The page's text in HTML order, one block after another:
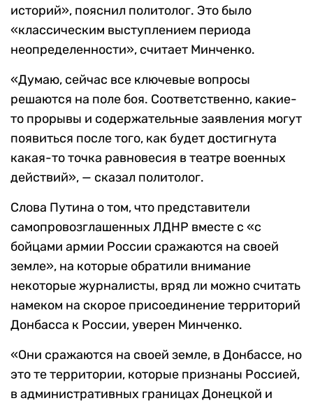
историй», пояснил политолог. Это было
«классическим выступлением периода
неопределенности», считает Минченко.
«Думаю, сейчас все ключевые вопросы
решаются на поле боя. Соответственно, какие-
то прорывы и содержательные заявления могут
появиться после того, как будет достигнута
какая-то точка равновесия в театре военных
действий», — сказал политолог.
Слова Путина о том, что представители
самопровозглашенных ЛДНР вместе с «с
бойцами армии России сражаются на своей
земле», на которые обратили внимание
некоторые журналисты, вряд ли можно считать
намеком на скорое присоединение территорий
Донбасса к России, уверен Минченко.
«Они сражаются на своей земле, в Донбассе, но
это те территории, которые признаны Россией,
в административных границах Донецкой и